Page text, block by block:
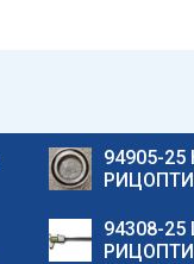
94905-25
94308-25